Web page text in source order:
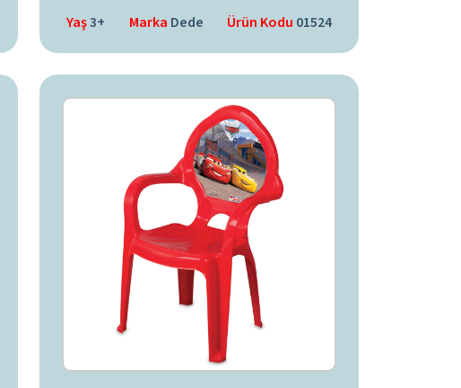
Yaş3+ Marka Dede Ürün Kodu 01524